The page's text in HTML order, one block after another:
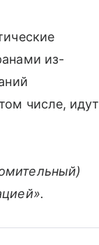
из-
числе, идут